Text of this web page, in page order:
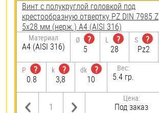
Винт с полукруглой головкой под
крестообразную отвертку PZ DIN 7985 Z
5х28 мм (нерж.) A4 (AISI 316)
Материал
A4 (AISI 316)
Ø
?
5
L
?
28
S
?
Pz2
P
?
0.8
k
?
3,8
dk
?
10
Вес:
5.4 гр.
Цена:
Под заказ